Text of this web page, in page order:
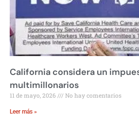
California considera un
multimillonarios
11 de mayo, 2026 No hay comentarios
Leer más »